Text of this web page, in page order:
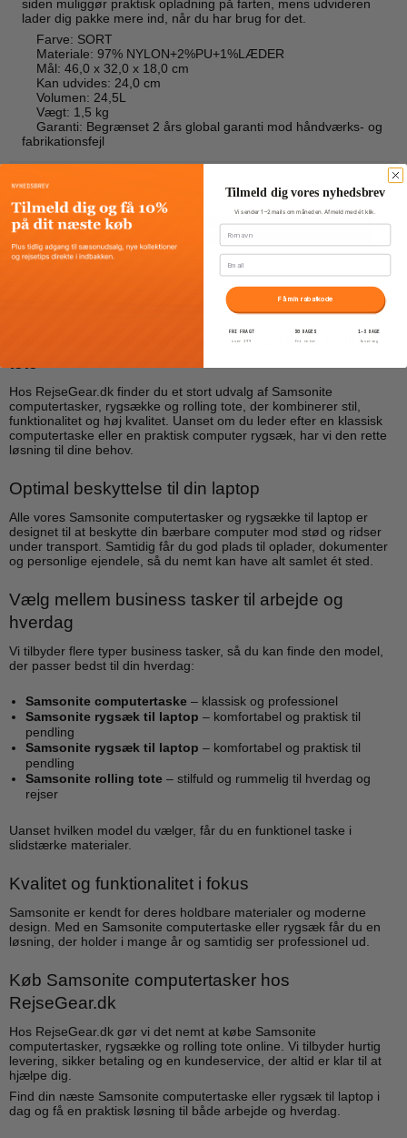
siden muliggør praktisk opladning på farten, mens udvideren
lader dig pakke mere ind, når du har brug for det.
Farve: SORT
Materiale: 97% NYLON+2%PU+1%LÆDER
Mål: 46,0 x 32,0 x 18,0 cm
Kan udvides: 24,0 cm
Volumen: 24,5L
Vægt: 1,5 kg
Garanti: Begrænset 2 års global garanti mod håndværks- og
fabrikationsfejl
2.199,00 DKK
Samsonite computertasker, rygsække & rolling
Hos RejseGear.dk finder du et stort udvalg af Samsonite
computertasker, rygsække og rolling tote, der kombinerer stil,
funktionalitet og høj kvalitet. Uanset om du leder efter en klassisk
computertaske eller en praktisk computer rygsæk, har vi den rette
løsning til dine behov.
Optimal beskyttelse til din laptop
Alle vores Samsonite computertasker og rygsække til laptop er
designet til at beskytte din bærbare computer mod stød og ridser
under transport. Samtidig får du god plads til oplader, dokumenter
og personlige ejendele, så du nemt kan have alt samlet ét sted.
Vælg mellem business tasker til arbejde og
hverdag
Vi tilbyder flere typer business tasker, så du kan finde den model,
der passer bedst til din hverdag:
Samsonite computertaske– klassisk og professionel
Samsonite rygsæk til laptop – komfortabel og praktisk til
pendling
Samsonite rygsæk til laptop – komfortabel og praktisk til
pendling
Samsonite rolling tote– stilfuld og rummelig til hverdag og
rejser
Uanset hvilken model du vælger, får du en funktionel taske i
slidstærke materialer.
Kvalitet og funktionalitet i fokus
Samsonite er kendt for deres holdbare materialer og moderne
design. Med en Samsonite computertaske eller rygsæk får du en
løsning, der holder i mange år og samtidig ser professionel ud.
Køb Samsonite computertasker hos
RejseGear.dk
Hos RejseGear.dk gør vi det nemt at købe Samsonite
computertasker, rygsække og rolling tote online. Vi tilbyder hurtig
levering, sikker betaling og en kundeservice, der altid er klar til at
hjælpe dig.
Find din næste Samsonite computertaske eller rygsæk til laptop i
dag og få en praktisk løsning til både arbejde og hverdag.
Tilmeld dig vores nyhedsbrev
Vi sender 1–2 mails om måneden. Afmeld med ét klik.
Fornavn
Email
Få min rabatkode
FRI FRAGT
over 399
30 DAGES
fri retur
1–3 DAGE
levering